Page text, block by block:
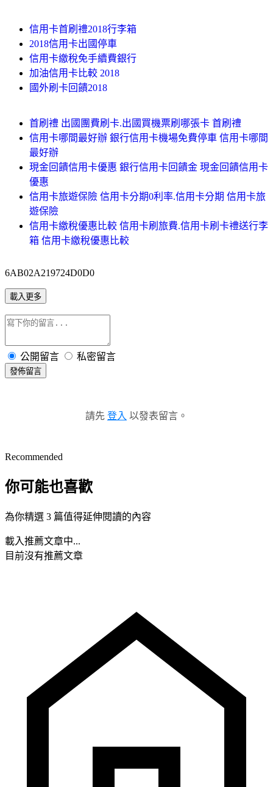
信用卡首刷禮2018行李箱
2018信用卡出國停車
信用卡繳稅免手續費銀行
加油信用卡比較 2018
國外刷卡回饋2018
首刷禮 出國團費刷卡.出國買機票刷哪張卡 首刷禮
信用卡哪間最好辦 銀行信用卡機場免費停車 信用卡哪間
最好辦
現金回饋信用卡優惠 銀行信用卡回饋金 現金回饋信用卡
優惠
信用卡旅遊保險 信用卡分期0利率.信用卡分期 信用卡旅
遊保險
信用卡繳稅優惠比較 信用卡刷旅費.信用卡刷卡禮送行李
箱 信用卡繳稅優惠比較
6AB02A219724D0D0
載入更多
公開留言 私密留言
發佈留言
請先 登入 以發表留言。
Recommended
你可能也喜歡
為你精選 3 篇值得延伸閱讀的內容
載入推薦文章中...
目前沒有推薦文章